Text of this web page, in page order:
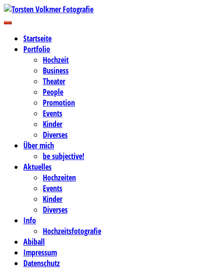
Zum
Inhalt
Torsten Volkmer Fotografie
Business-, Portrait- und Hochzeitsfotografie
Startseite
Portfolio
Hochzeit
Business
Theater
People
Promotion
Events
Kinder
Diverses
Über mich
be subjective!
Aktuelles
Hochzeiten
Events
Kinder
Diverses
Info
Hochzeitsfotografie
Abiball
Impressum
Datenschutz